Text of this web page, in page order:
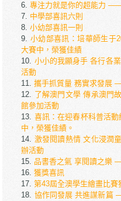
專注力就是你的超能力
中學部喜訊六則
小幼部喜訊一則
小幼部喜訊：培華師生于
大賽中，榮獲佳績
小小的我顯身手 各行各
活動
攜手抓質量 務實求發展
了解澳門文學 傳承澳門
館參加活動
喜訊：在迎春杯科普活動
中，榮獲佳績。
激發閱讀熱情 文化浸潤
辦活動
品書香之氣 享閱讀之樂
獲獎喜訊
第43屆全澳學生繪畫比賽
協作同發展 共進謀新篇